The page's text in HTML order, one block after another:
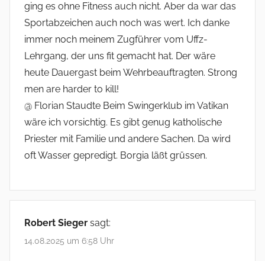
ging es ohne Fitness auch nicht. Aber da war das
Sportabzeichen auch noch was wert. Ich danke
immer noch meinem Zugführer vom Uffz-
Lehrgang, der uns fit gemacht hat. Der wäre
heute Dauergast beim Wehrbeauftragten. Strong
men are harder to kill!
@ Florian Staudte Beim Swingerklub im Vatikan
wäre ich vorsichtig. Es gibt genug katholische
Priester mit Familie und andere Sachen. Da wird
oft Wasser gepredigt. Borgia läßt grüssen.
Robert Sieger sagt:
14.08.2025 um 6:58 Uhr